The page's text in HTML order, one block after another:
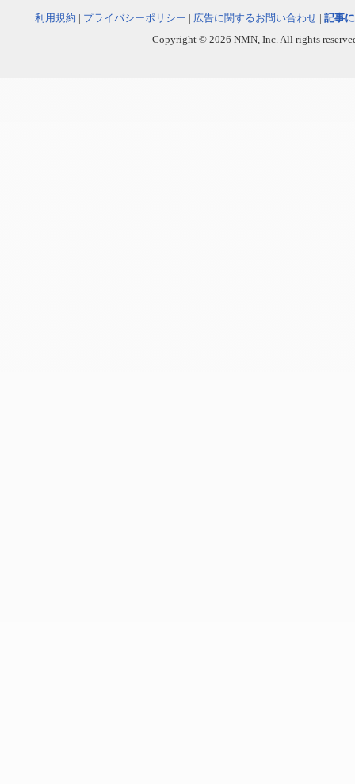
利用規約 | プライバシーポリシー | 広告に関するお問い合わせ | 記事
Copyright © 2026 NMN, Inc. All rights